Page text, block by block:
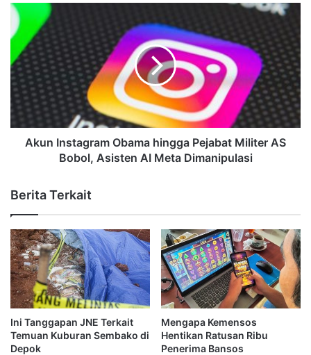
Akun Instagram Obama hingga Pejabat Militer AS
Bobol, Asisten AI Meta Dimanipulasi
Berita Terkait
Ini Tanggapan JNE Terkait
Temuan Kuburan Sembako di
Depok
Mengapa Kemensos
Hentikan Ratusan Ribu
Penerima Bansos